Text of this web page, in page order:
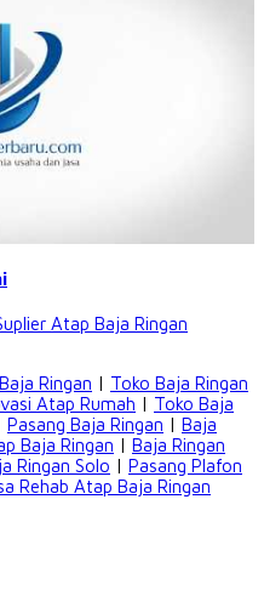
Atap Baja Ringan
Ringan | Toko Baja Ringan
Atap Rumah | Toko Baja
Pasang Baja Ringan | Baja
Baja Ringan | Baja Ringan
Ringan Solo | Pasang Plafon
Rehab Atap Baja Ringan